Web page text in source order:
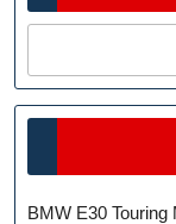
BMW E30 Touring